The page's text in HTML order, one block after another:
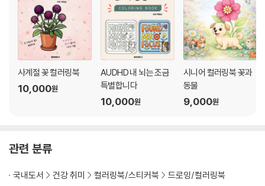
사계절 꽃 컬러링북
10,000원
AUDHD 내 뇌는 조금
특별합니다
10,000원
시니어 컬러링북 꽃과
동물
9,000원
관련 분류
국내도서 건강 취미 컬러링북/스티커북 드로잉/컬러링북